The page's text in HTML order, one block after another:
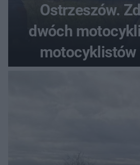
Ostrzeszów.
dwóch
motocyklistów